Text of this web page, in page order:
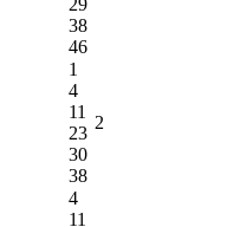
38
46
1
4
11
23
30
38
2
4
11